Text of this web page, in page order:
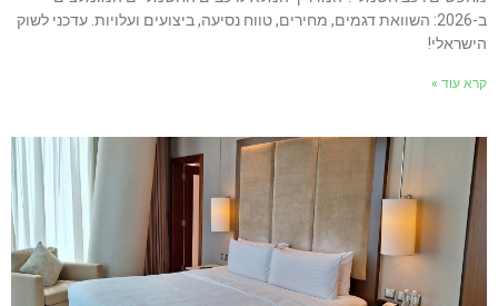
ב-2026: השוואת דגמים, מחירים, טווח נסיעה, ביצועים ועלויות. עדכני לשוק
עוד »